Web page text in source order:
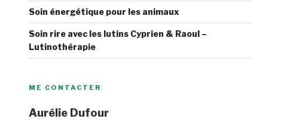
Soin énergétique pour les animaux
Soin rire avec les lutins Cyprien & Raoul –
Lutinothérapie
ME CONTACTER
Aurélie Dufour